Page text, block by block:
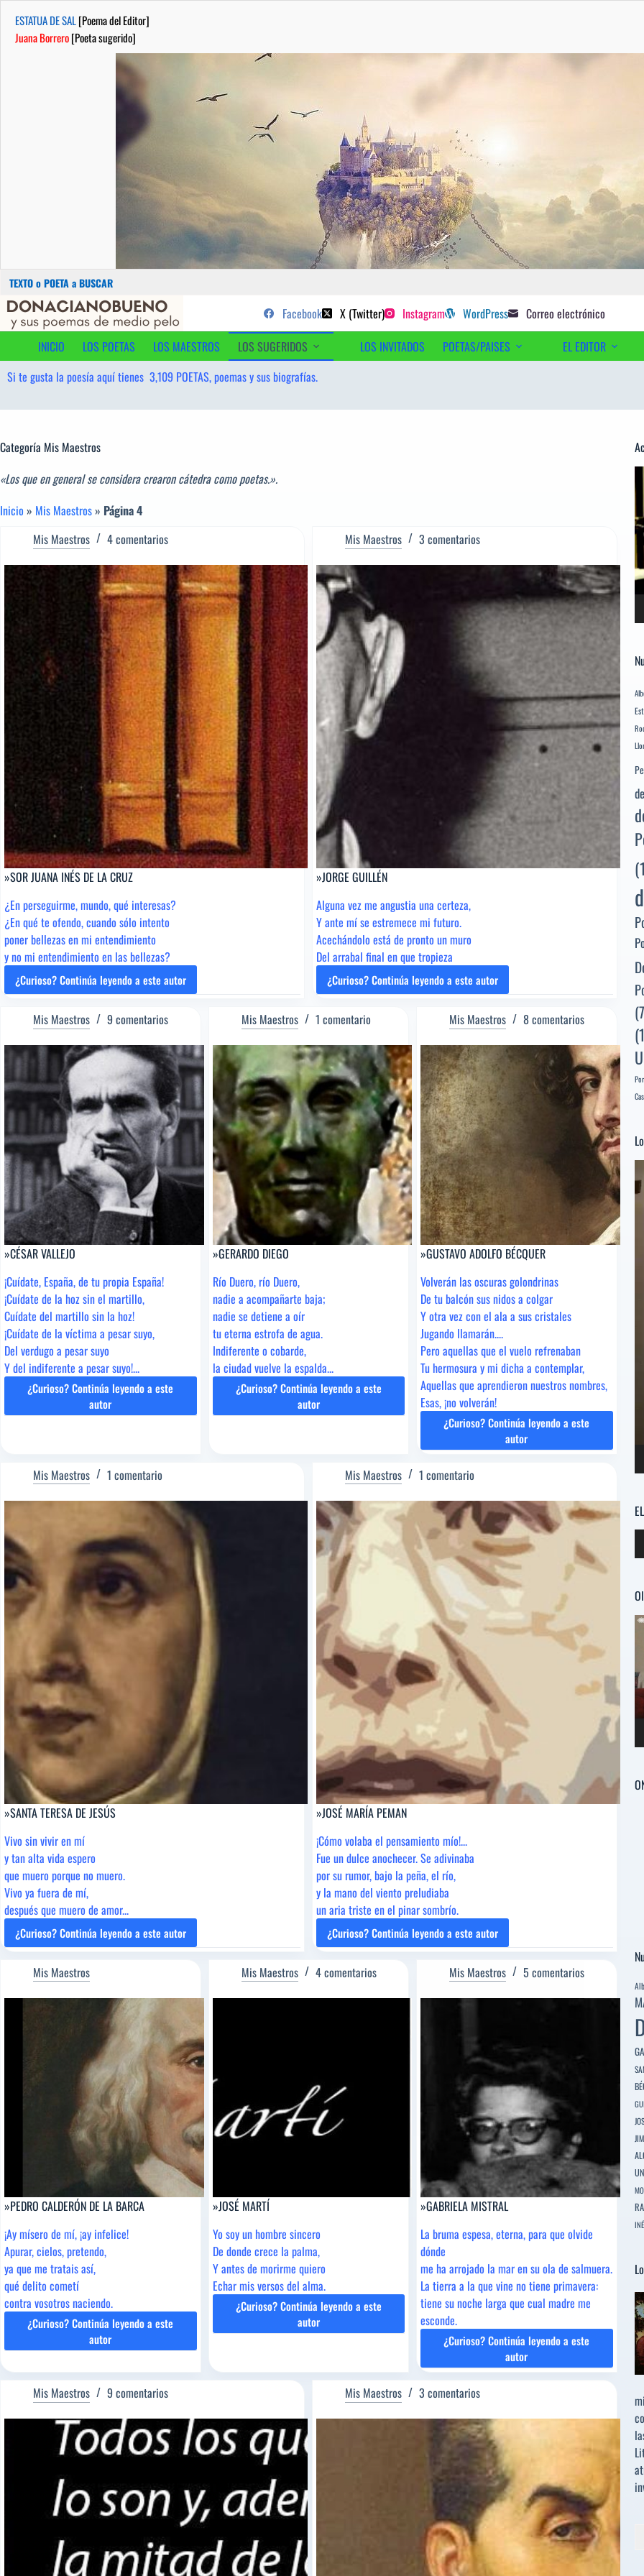
ESTATUA DE SAL[Poema del Editor]
Juana Borrero[Poeta sugerido]
Buscar:
Saltar
contenido
...sus poemas de medio pelo y poetas sugeridos
Facebook X (Twitter) Instagram WordPress Correo electrónico
INICIO
LOS POETAS LOS MAESTROS LOS SUGERIDOS LOS INVITADOS POETAS/PAISES EL EDITOR
Si te gusta la poesía aquí tienes 3,109 POETAS, poemas y sus biografías.
Categoría Mis Maestros
«Los que en general se considera crearon cátedra como poetas.».
Inicio » Mis Maestros » Página 4
Mis Maestros
4 comentarios
»SOR JUANA INÉS DE LA CRUZ
¿En perseguirme, mundo, qué interesas?
¿En qué te ofendo, cuando sólo intento
poner bellezas en mi entendimiento
y no mi entendimiento en las bellezas?
¿Curioso? Continúa leyendo a este autor
»SOR
INÉS
LA
Mis Maestros 3 comentarios
»JORGE GUILLÉN
Alguna vez me angustia una certeza,
Y ante mí se estremece mi futuro.
Acechándolo está de pronto un muro
Del arrabal final en que tropieza
¿Curioso? Continúa leyendo a este autor
»JORGE
Mis Maestros 9 comentarios
»CÉSAR VALLEJO
¡Cuídate, España, de tu propia España!
¡Cuídate de la hoz sin el martillo,
Cuídate del martillo sin la hoz!
¡Cuídate de la víctima a pesar suyo,
Del verdugo a pesar suyo
Y del indiferente a pesar suyo!...
¿Curioso? Continúa leyendo a este
autor»CÉSAR
VALLEJO
Mis Maestros 1 comentario
»GERARDO DIEGO
Río Duero, río Duero,
nadie a acompañarte baja;
nadie se detiene a oír
tu eterna estrofa de agua.
Indiferente o cobarde,
la ciudad vuelve la espalda...
¿Curioso? Continúa leyendo a este
autor»GERARDO
DIEGO
Mis Maestros 8 comentarios
»GUSTAVO ADOLFO BÉCQUER
Volverán las oscuras golondrinas
De tu balcón sus nidos a colgar
Y otra vez con el ala a sus cristales
Jugando llamarán....
Pero aquellas que el vuelo refrenaban
Tu hermosura y mi dicha a contemplar,
Aquellas que aprendieron nuestros nombres,
Esas, ¡no volverán!
¿Curioso? Continúa leyendo a este
autor»GUSTAVO
ADOLFO
Mis Maestros 1 comentario
»SANTA TERESA DE JESÚS
Vivo sin vivir en mí
y tan alta vida espero
que muero porque no muero.
Vivo ya fuera de mí,
después que muero de amor...
¿Curioso? Continúa leyendo a este autor
»SANTA
TERESA
Mis Maestros 1 comentario
»JOSÉ MARÍA PEMAN
¡Cómo volaba el pensamiento mío!...
Fue un dulce anochecer. Se adivinaba
por su rumor, bajo la peña, el río,
y la mano del viento preludiaba
un aria triste en el pinar sombrío.
¿Curioso? Continúa leyendo a este autor
»JOSÉ
MARÍA
Mis Maestros
»PEDRO CALDERÓN DE LA BARCA
¡Ay mísero de mí, ¡ay infelice!
Apurar, cielos, pretendo,
ya que me tratais así,
qué delito cometí
contra vosotros naciendo.
¿Curioso? Continúa leyendo a este
autor»PEDRO
CALDERÓN
DE
LA
BARCA
Mis Maestros 4 comentarios
»JOSÉ MARTÍ
Yo soy un hombre sincero
De donde crece la palma,
Y antes de morirme quiero
Echar mis versos del alma.
¿Curioso? Continúa leyendo a este
autor
»JOSÉ
MARTÍ
Mis Maestros 5 comentarios
»GABRIELA MISTRAL
La bruma espesa, eterna, para que olvide
dónde
me ha arrojado la mar en su ola de salmuera.
La tierra a la que vine no tiene primavera:
tiene su noche larga que cual madre me
esconde.
¿Curioso? Continúa leyendo a este
autor»GABRIELA
MISTRAL
Mis Maestros 9 comentarios Mis Maestros 3 comentarios
de
de
de